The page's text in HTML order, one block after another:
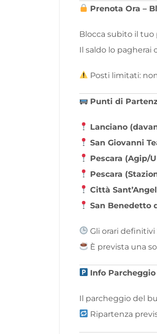
Prenota Ora –
Blocca subito il tuo
Il saldo lo pagherai
Posti limitati:
Punti di
Lanciano
San Giovanni
Pescara (Agip/
Pescara
Città
San Benedetto
Gli orari
È prevista una
Info
Il parcheggio del
Ripartenza